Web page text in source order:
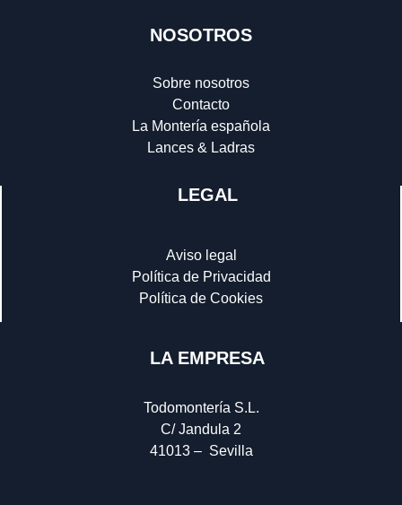
NOSOTROS
Sobre nosotros
Contacto
La Montería española
Lances & Ladras
LEGAL
Aviso legal
Política de Privacidad
Política de Cookies
LA EMPRESA
Todomontería S.L.
C/ Jandula 2
41013 – Sevilla